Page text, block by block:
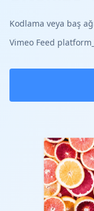
Kodlama veya baş
Vimeo Feed